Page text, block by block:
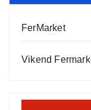
FerMarket
Vikend